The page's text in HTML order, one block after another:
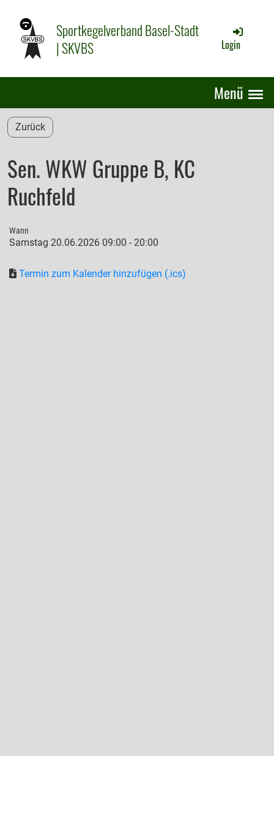
Sportkegelverband Basel-Stadt
| SKVBS
Login
Menü
Zurück
Sen. WKW Gruppe B, KC
Ruchfeld
Wann
Samstag 20.06.2026 09:00 - 20:00
Termin zum Kalender hinzufügen (.ics)